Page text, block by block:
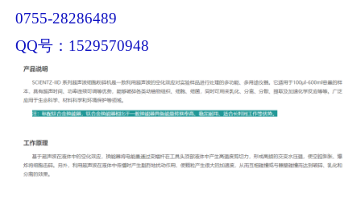
0755-28286489
QQ号：1529570948